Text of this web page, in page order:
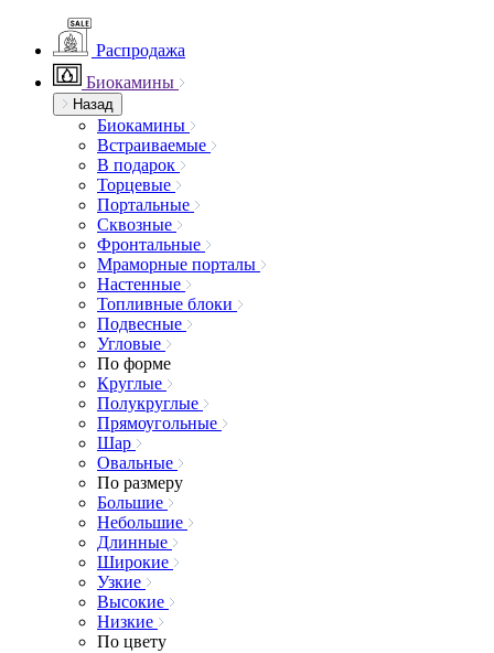
Распродажа
Биокамины
Назад
Биокамины
Встраиваемые
В подарок
Торцевые
Портальные
Сквозные
Фронтальные
Мраморные порталы
Настенные
Топливные блоки
Подвесные
Угловые
По форме
Круглые
Полукруглые
Прямоугольные
Шар
Овальные
По размеру
Большие
Небольшие
Длинные
Широкие
Узкие
Высокие
Низкие
По цвету